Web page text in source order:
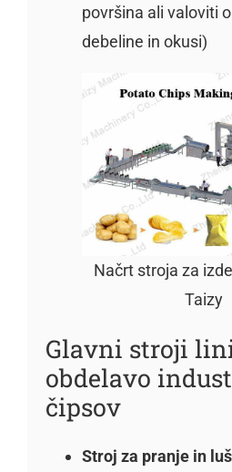
površina ali valoviti
debeline in okusi)
Načrt stroja za
Taizy
Glavni stroji
obdelavo
čipsov
Stroj za pranje in